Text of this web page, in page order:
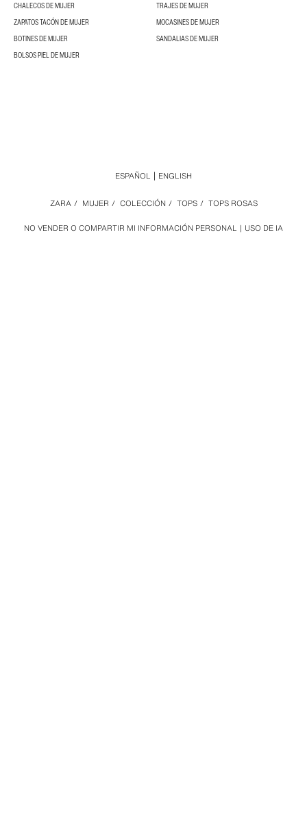
CHALECOS DE MUJER
TRAJES DE MUJER
ZAPATOS TACÓN DE MUJER
MOCASINES DE MUJER
BOTINES DE MUJER
SANDALIAS DE MUJER
BOLSOS PIEL DE MUJER
NO VENDER O COMPARTIR MI INFORMACIÓN PERSONAL USO DE IA
ZARA / MUJER / COLECCIÓN / TOPS / TOPS ROSAS
ESPAÑOL ENGLISH